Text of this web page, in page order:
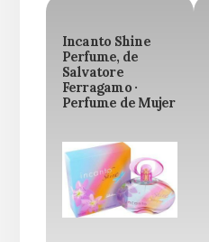
Incanto Shine
Perfume, de
Salvatore
Ferragamo ·
Perfume de Mujer